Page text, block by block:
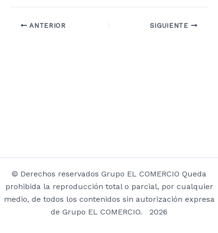
ANTERIOR SIGUIENTE
© Derechos reservados Grupo EL COMERCIO Queda
prohibida la reproducción total o parcial, por cualquier
medio, de todos los contenidos sin autorización expresa
de Grupo EL COMERCIO. 2026